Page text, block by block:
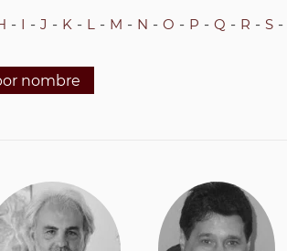
I J K L M N O P Q R S
nombre